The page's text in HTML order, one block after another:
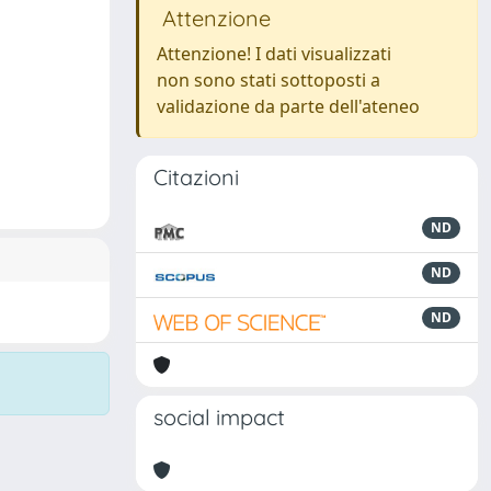
Attenzione
Attenzione! I dati visualizzati
non sono stati sottoposti a
validazione da parte dell'ateneo
Citazioni
ND
ND
ND
social impact